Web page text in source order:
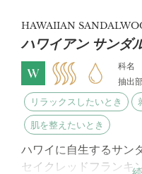
HAWAIIAN
ハワイアン サンダ
科名
抽出
リラックスしたいとき
肌を整えたいとき
ハワイに自生するサン
セイクレッドフランキ